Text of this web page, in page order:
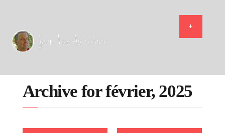
Archive for février, 2025